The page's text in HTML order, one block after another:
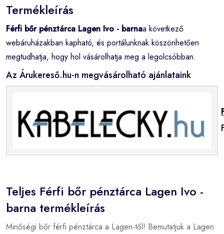
Termékleírás
Férfi bőr pénztárca Lagen Ivo - barnaa következő
webáruházakban kapható, és portálunknak köszönhetően
megtudhatja, hogy hol vásárolhatja meg a legolcsóbban.
Az Árukereső.hu-n megvásárolható ajánlataink
Teljes Férfi bőr pénztárca Lagen Ivo -
barna termékleírás
Minőségi bőr férfi pénztárca a Lagen-től! Bemutatjuk a Lagen